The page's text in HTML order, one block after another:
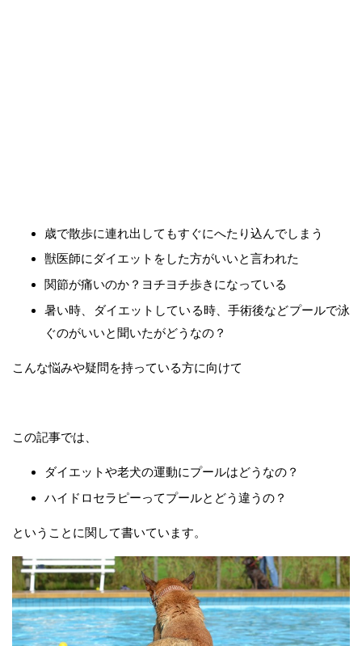
歳で散歩に連れ出してもすぐにへたり込んでしまう
獣医師にダイエットをした方がいいと言われた
関節が痛いのか？ヨチヨチ歩きになっている
暑い時、ダイエットしている時、手術後などプールで泳
ぐのがいいと聞いたがどうなの？
こんな悩みや疑問を持っている方に向けて
この記事では、
ダイエットや老犬の運動にプールはどうなの？
ハイドロセラピーってプールとどう違うの？
ということに関して書いています。